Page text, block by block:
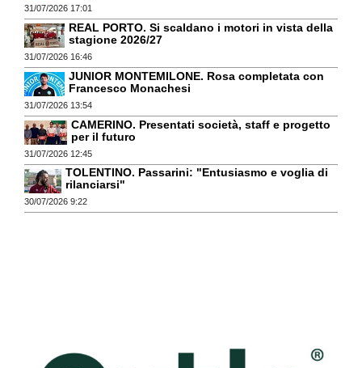
31/07/2026 17:01
REAL PORTO. Si scaldano i motori in vista della
stagione 2026/27
31/07/2026 16:46
JUNIOR MONTEMILONE. Rosa completata con
Francesco Monachesi
31/07/2026 13:54
CAMERINO. Presentati società, staff e progetto
per il futuro
31/07/2026 12:45
TOLENTINO. Passarini: "Entusiasmo e voglia di
rilanciarsi"
30/07/2026 9:22